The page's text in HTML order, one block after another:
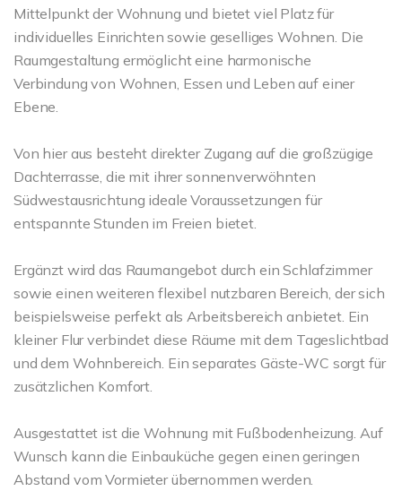
Mittelpunkt der Wohnung und bietet viel Platz für
individuelles Einrichten sowie geselliges Wohnen. Die
Raumgestaltung ermöglicht eine harmonische
Verbindung von Wohnen, Essen und Leben auf einer
Ebene.
Von hier aus besteht direkter Zugang auf die großzügige
Dachterrasse, die mit ihrer sonnenverwöhnten
Südwestausrichtung ideale Voraussetzungen für
entspannte Stunden im Freien bietet.
Ergänzt wird das Raumangebot durch ein Schlafzimmer
sowie einen weiteren flexibel nutzbaren Bereich, der sich
beispielsweise perfekt als Arbeitsbereich anbietet. Ein
kleiner Flur verbindet diese Räume mit dem Tageslichtbad
und dem Wohnbereich. Ein separates Gäste-WC sorgt für
zusätzlichen Komfort.
Ausgestattet ist die Wohnung mit Fußbodenheizung. Auf
Wunsch kann die Einbauküche gegen einen geringen
Abstand vom Vormieter übernommen werden.